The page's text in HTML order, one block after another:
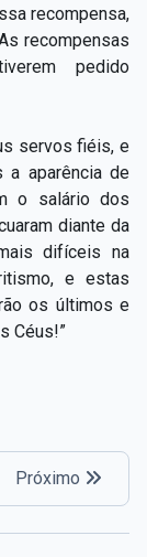
recompensa,
recompensas
pedido
servos fiéis, e
a aparência de
o salário dos
diante da
difíceis na
e estas
os últimos e
Céus!”
Próximo